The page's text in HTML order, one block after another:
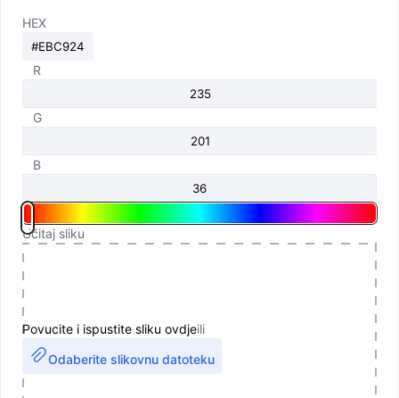
HEX
R
G
B
Učitaj sliku
Povucite i ispustite sliku ovdjeili
Odaberite slikovnu datoteku